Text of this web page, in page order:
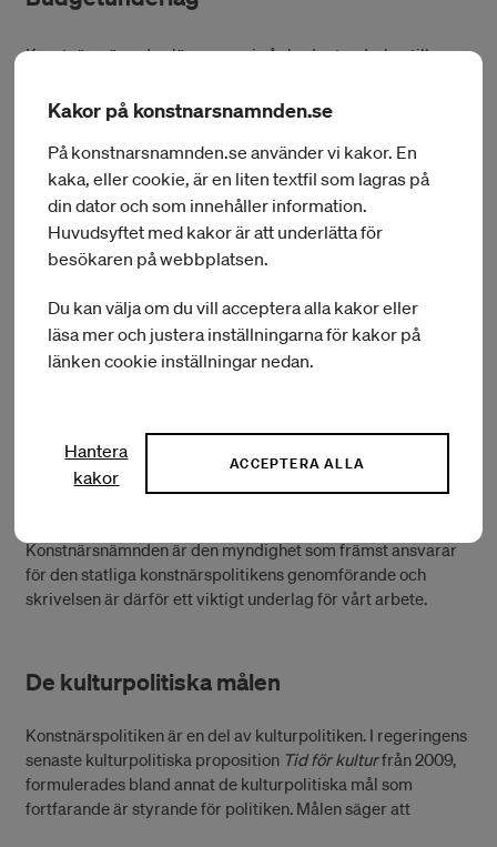
Konstnärsnämnden lämnar varje år budgetunderlag till
begäran om finansiering av verksamheten de tre närmast
följande budgetåren.
Konstnärsnämndens budgetunderlag (öppnas i
ett nytt fönster)
Kulturpolitiska propositioner och
Regeringens skrivelse
lämnades till riksdagen den 23 mars 2021. I skrivelsen
förklarar regeringen inriktningen för politiken samt vad som
Konstnärsnämnden är den myndighet som främst ansvarar
för den statliga konstnärspolitikens genomförande och
skrivelsen är därför ett viktigt underlag för vårt arbete.
De kulturpolitiska målen
Konstnärspolitiken är en del av kulturpolitiken. I regeringens
senaste kulturpolitiska proposition Tid för kulturfrån 2009,
formulerades bland annat de kulturpolitiska mål som
fortfarande är styrande för politiken. Målen säger att
Kakor på konstnarsnamnden.se
På konstnarsnamnden.se använder vi kakor. En
kaka, eller cookie, är en liten textfil som lagras på
din dator och som innehåller information.
Huvudsyftet med kakor är att underlätta för
besökaren på webbplatsen.
Du kan välja om du vill acceptera alla kakor eller
läsa mer och justera inställningarna för kakor på
länken cookie inställningar nedan.
Hantera
kakor
ACCEPTERA ALLA